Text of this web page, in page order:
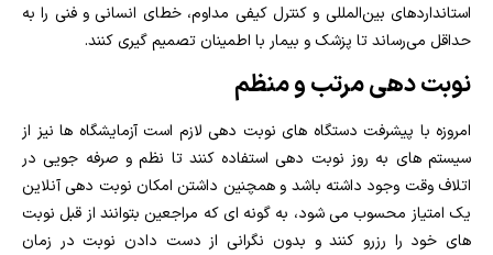
استانداردهای بین‌المللی و کنترل کیفی مداوم، خطای انسانی و فنی را به
حداقل می‌رساند تا پزشک و بیمار با اطمینان تصمیم‌ گیری کنند.
نوبت دهی مرتب و منظم
امروزه با پیشرفت دستگاه های نوبت دهی لازم است آزمایشگاه ها نیز از
سیستم های به روز نوبت دهی استفاده کنند تا نظم و صرفه جویی در
اتلاف وقت وجود داشته باشد و همچنین داشتن امکان نوبت دهی آنلاین
یک امتیاز محسوب می شود، به گونه ای که مراجعین بتوانند از قبل نوبت
های خود را رزرو کنند و بدون نگرانی از دست دادن نوبت در زمان